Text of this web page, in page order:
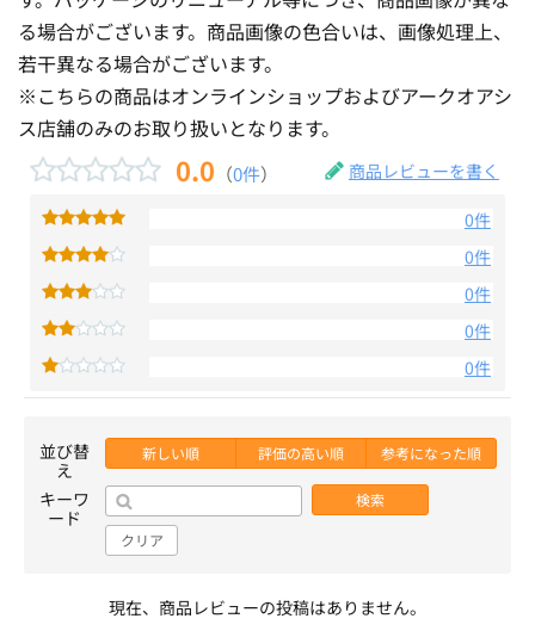
る場合がございます。商品画像の色合いは、画像処理上、
若干異なる場合がございます。
※こちらの商品はオンラインショップおよびアークオアシ
ス店舗のみのお取り扱いとなります。
0.0 （0件） 商品レビューを書く
0件
0件
0件
0件
0件
並び替
え
新しい順 評価の高い順 参考になった順
キーワ
ード
検索
クリア
現在、商品レビューの投稿はありません。